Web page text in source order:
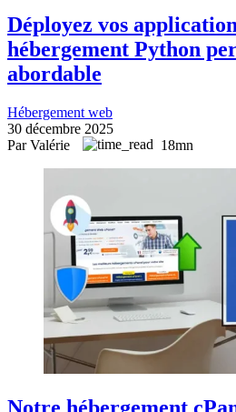
Déployez vos
hébergement Python
abordable
Hébergement web
30 décembre 2025
Par Valérie
18mn
Notre hébergement